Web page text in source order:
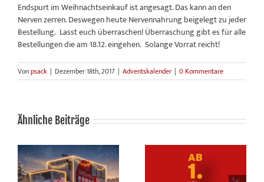
Endspurt im Weihnachtseinkauf ist angesagt. Das kann an den
Nerven zerren. Deswegen heute Nervennahrung beigelegt zu jeder
Bestellung. Lasst euch überraschen! Überraschung gibt es für alle
Bestellungen die am 18.12. eingehen. Solange Vorrat reicht!
Vonpsack | Dezember 18th, 2017 | Adventskalender | 0 Kommentare
Ähnliche Beiträge